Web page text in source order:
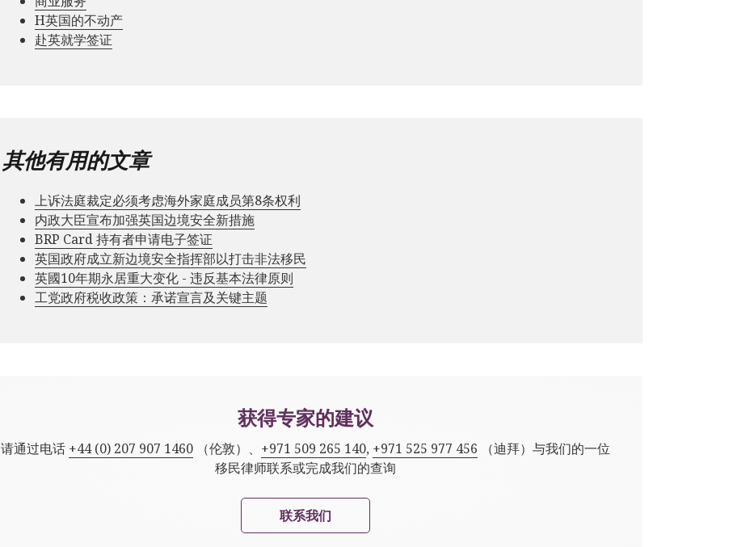
Н英国的不动产
赴英就学签证
其他有用的文章
上诉法庭裁定必须考虑海外家庭成员第8条权利
内政大臣宣布加强英国边境安全新措施
BRP Card 持有者申请电子签证
英国政府成立新边境安全指挥部以打击非法移民
英國10年期永居重大变化 - 违反基本法律原则
工党政府税收政策：承诺宣言及关键主题
获得专家的建议
请通过电话 +44 (0) 207 907 1460（伦敦）、 +971 509 265 140, +971 525 977 456 （迪拜）与我们的一位
移民律师联系或完成我们的查询
联系我们